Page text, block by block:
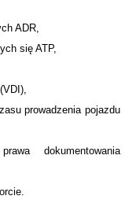
ADR,
się ATP,
prowadzenia pojazdu
dokumentowania